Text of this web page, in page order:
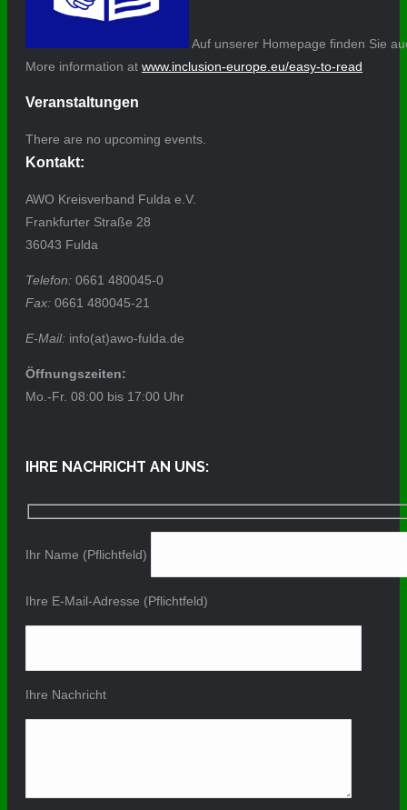
Auf unserer Homepage finden Sie
More information at www.inclusion-europe.eu/easy-to-read
Veranstaltungen
There are no upcoming events.
Kontakt:
AWO Kreisverband Fulda e.V.
Frankfurter Straße 28
36043 Fulda
Telefon: 0661 480045-0
Fax: 0661 480045-21
E-Mail: info(at)awo-fulda.de
Öffnungszeiten:
Mo.-Fr. 08:00 bis 17:00 Uhr
IHRE NACHRICHT AN UNS:
Ihr Name (Pflichtfeld)
Ihre E-Mail-Adresse (Pflichtfeld)
Ihre Nachricht